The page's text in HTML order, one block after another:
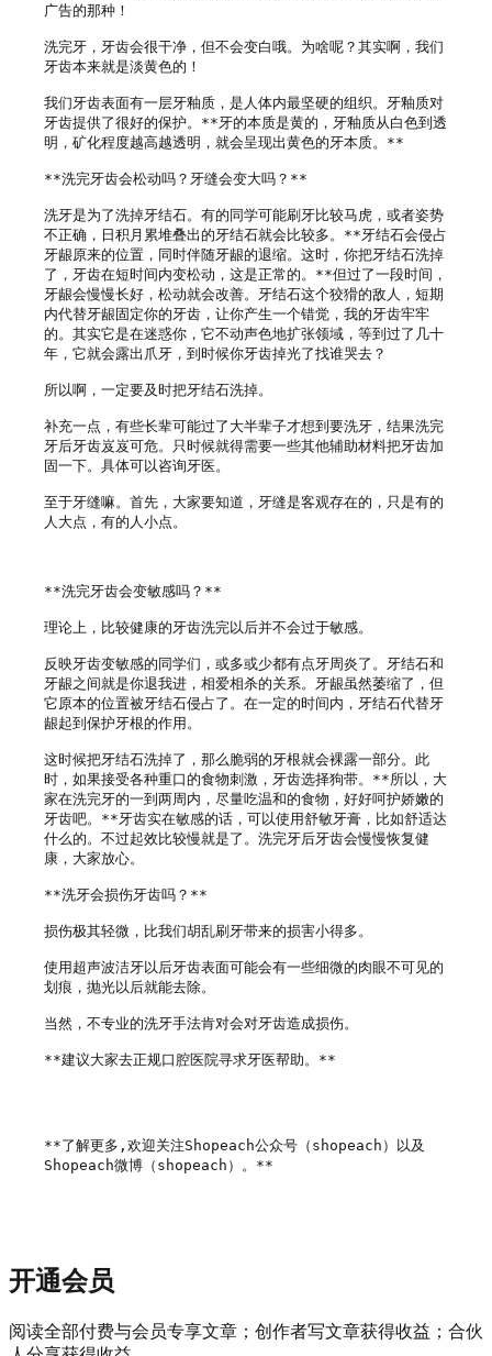
广告的那种！
洗完牙，牙齿会很干净，但不会变白哦。为啥呢？其实啊，我们
牙齿本来就是淡黄色的！
我们牙齿表面有一层牙釉质，是人体内最坚硬的组织。牙釉质对
牙齿提供了很好的保护。**牙的本质是黄的，牙釉质从白色到透
明，矿化程度越高越透明，就会呈现出黄色的牙本质。**
**洗完牙齿会松动吗？牙缝会变大吗？**
洗牙是为了洗掉牙结石。有的同学可能刷牙比较马虎，或者姿势
不正确，日积月累堆叠出的牙结石就会比较多。**牙结石会侵占
牙龈原来的位置，同时伴随牙龈的退缩。这时，你把牙结石洗掉
了，牙齿在短时间内变松动，这是正常的。**但过了一段时间，
牙龈会慢慢长好，松动就会改善。牙结石这个狡猾的敌人，短期
内代替牙龈固定你的牙齿，让你产生一个错觉，我的牙齿牢牢
的。其实它是在迷惑你，它不动声色地扩张领域，等到过了几十
年，它就会露出爪牙，到时候你牙齿掉光了找谁哭去？
所以啊，一定要及时把牙结石洗掉。
补充一点，有些长辈可能过了大半辈子才想到要洗牙，结果洗完
牙后牙齿岌岌可危。只时候就得需要一些其他辅助材料把牙齿加
固一下。具体可以咨询牙医。
至于牙缝嘛。首先，大家要知道，牙缝是客观存在的，只是有的
人大点，有的人小点。
**洗完牙齿会变敏感吗？**
理论上，比较健康的牙齿洗完以后并不会过于敏感。
反映牙齿变敏感的同学们，或多或少都有点牙周炎了。牙结石和
牙龈之间就是你退我进，相爱相杀的关系。牙龈虽然萎缩了，但
它原本的位置被牙结石侵占了。在一定的时间内，牙结石代替牙
龈起到保护牙根的作用。
这时候把牙结石洗掉了，那么脆弱的牙根就会裸露一部分。此
时，如果接受各种重口的食物刺激，牙齿选择狗带。**所以，大
家在洗完牙的一到两周内，尽量吃温和的食物，好好呵护娇嫩的
牙齿吧。**牙齿实在敏感的话，可以使用舒敏牙膏，比如舒适达
什么的。不过起效比较慢就是了。洗完牙后牙齿会慢慢恢复健
康，大家放心。
**洗牙会损伤牙齿吗？**
损伤极其轻微，比我们胡乱刷牙带来的损害小得多。
使用超声波洁牙以后牙齿表面可能会有一些细微的肉眼不可见的
划痕，抛光以后就能去除。
当然，不专业的洗牙手法肯对会对牙齿造成损伤。
**建议大家去正规口腔医院寻求牙医帮助。**
**了解更多,欢迎关注Shopeach公众号（shopeach）以及
Shopeach微博（shopeach）。**
开通会员
阅读全部付费与会员专享文章；创作者写文章获得收益；合伙